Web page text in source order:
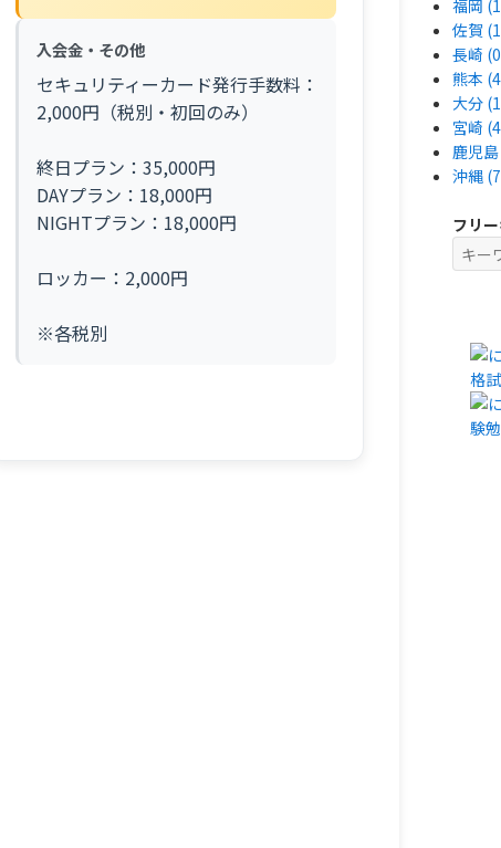
入会金・その他
セキュリティーカード発行手数料：
2,000円（税別・初回のみ）
終日プラン：35,000円
DAYプラン：18,000円
NIGHTプラン：18,000円
ロッカー：2,000円
※各税別
福岡
佐賀
長崎
熊本
大分
宮崎
鹿児島
沖縄
フリ